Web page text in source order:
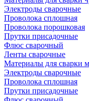
Электроды сварочные
Проволока сплошная
Проволока порошковая
Прутки присадочные
Флюс сварочный
Ленты сварочные
Материалы для сварки
Электроды сварочные
Проволока сплошная
Прутки присадочные